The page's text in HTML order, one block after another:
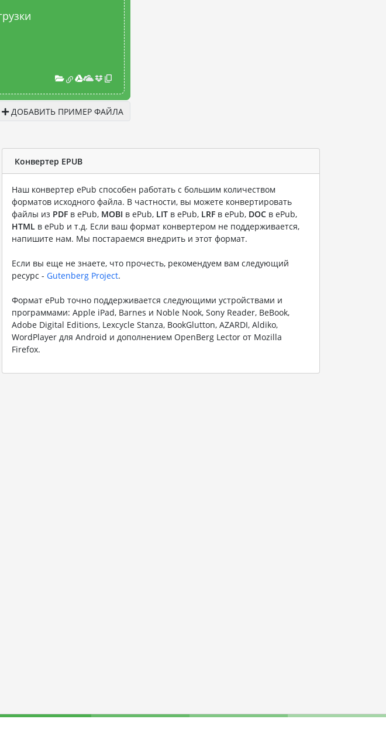
ДОБАВИТЬ ПРИМЕР ФАЙЛА
Конвертер EPUB
Наш конвертер ePub способен работать с большим количеством
форматов исходного файла. В частности, вы можете конвертировать
файлы из PDF в ePub, MOBI в ePub, LIT в ePub, LRF в ePub, DOC в ePub,
HTML в ePub и т.д. Если ваш формат конвертером не поддерживается,
напишите нам. Мы постараемся внедрить и этот формат.
Если вы еще не знаете, что прочесть, рекомендуем вам следующий
ресурс - Gutenberg Project.
Формат ePub точно поддерживается следующими устройствами и
программами: Apple iPad, Barnes и Noble Nook, Sony Reader, BeBook,
Adobe Digital Editions, Lexcycle Stanza, BookGlutton, AZARDI, Aldiko,
WordPlayer для Android и дополнением OpenBerg Lector от Mozilla
Firefox.